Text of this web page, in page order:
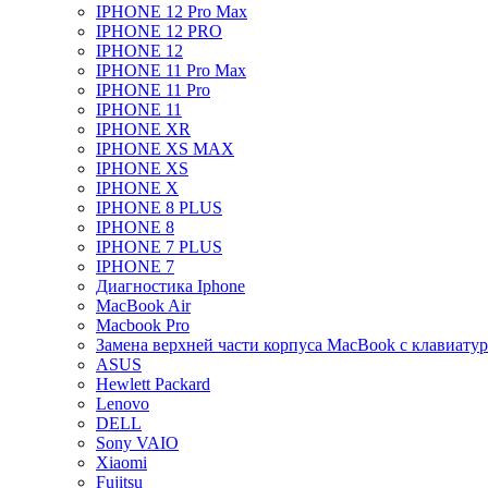
IPHONE 12 Pro Max
IPHONE 12 PRO
IPHONE 12
IPHONE 11 Pro Max
IPHONE 11 Pro
IPHONE 11
IPHONE XR
IPHONE XS MAX
IPHONE XS
IPHONE X
IPHONE 8 PLUS
IPHONE 8
IPHONE 7 PLUS
IPHONE 7
Диагностика Iphone
MacBook Air
Macbook Pro
Замена верхней части корпуса MacBook с
ASUS
Hewlett Packard
Lenovo
DELL
Sony VAIO
Xiaomi
Fujitsu